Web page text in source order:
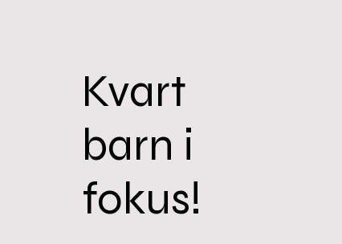
Kvart
barn i
fokus!